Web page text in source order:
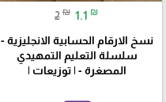
2 ₪ 1.1 ₪
نسخ الارقام الحسابية الانجليزية -
سلسلة التعليم التمهيدي
المصغرة - | توزيعات |